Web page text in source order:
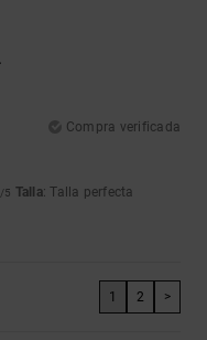
Compra verificada
/5 Talla: Talla perfecta
1 2 >